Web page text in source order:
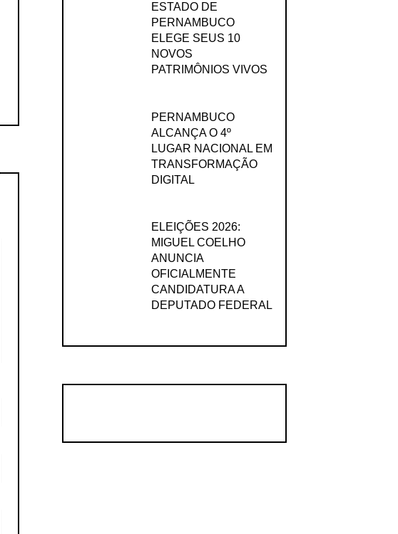
ESTADO DE
PERNAMBUCO
ELEGE SEUS 10
NOVOS
PATRIMÔNIOS VIVOS
PERNAMBUCO
ALCANÇA O 4º
LUGAR NACIONAL EM
TRANSFORMAÇÃO
DIGITAL
ELEIÇÕES 2026:
MIGUEL COELHO
ANUNCIA
OFICIALMENTE
CANDIDATURA A
DEPUTADO FEDERAL